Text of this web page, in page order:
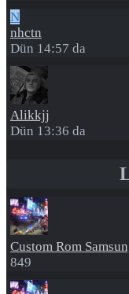
N
nhctn
Dün 14:57 da
Alikkjj
Dün 13:36 da
Custom Rom Samsung
849